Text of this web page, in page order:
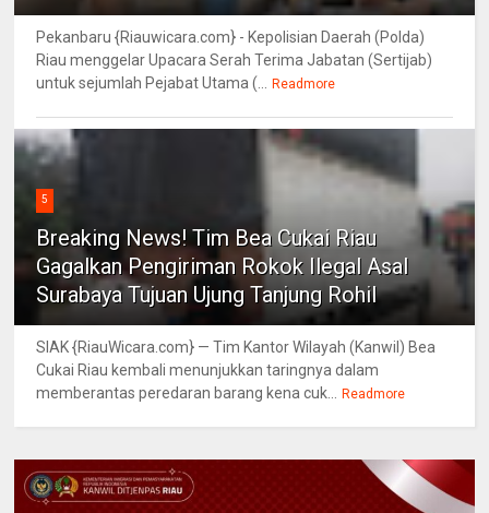
Pekanbaru {Riauwicara.com} - Kepolisian Daerah (Polda)
Riau menggelar Upacara Serah Terima Jabatan (Sertijab)
untuk sejumlah Pejabat Utama (... Readmore
5
Breaking News! Tim Bea Cukai Riau
Gagalkan Pengiriman Rokok Ilegal Asal
Surabaya Tujuan Ujung Tanjung Rohil
SIAK {RiauWicara.com} — Tim Kantor Wilayah (Kanwil) Bea
Cukai Riau kembali menunjukkan taringnya dalam
memberantas peredaran barang kena cuk... Readmore